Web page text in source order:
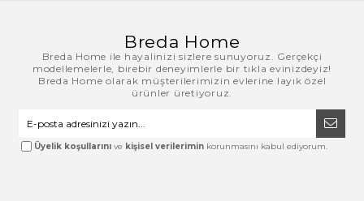
Breda Home
Breda Home ile hayalinizi sizlere sunuyoruz. Gerçekçi
modellemelerle, birebir deneyimlerle bir tıkla evinizdeyiz!
Breda Home olarak müşterilerimizin evlerine layık özel
ürünler üretiyoruz.
Üyelik koşullarını ve kişisel verilerimin korunmasını kabul ediyorum.